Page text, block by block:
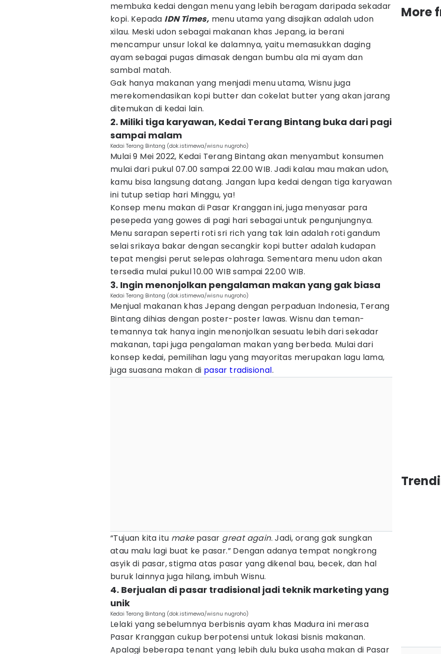
membuka kedai dengan menu yang lebih beragam daripada sekadar
kopi. Kepada IDN Times, menu utama yang disajikan adalah udon
xilau. Meski udon sebagai makanan khas Jepang, ia berani
mencampur unsur lokal ke dalamnya, yaitu memasukkan daging
ayam sebagai pugas dimasak dengan bumbu ala mi ayam dan
sambal matah.
Gak hanya makanan yang menjadi menu utama, Wisnu juga
merekomendasikan kopi butter dan cokelat butter yang akan jarang
ditemukan di kedai lain.
2. Miliki tiga karyawan, Kedai Terang Bintang buka dari pagi
sampai malam
Kedai Terang Bintang (dok.istimewa/wisnu nugroho)
Mulai 9 Mei 2022, Kedai Terang Bintang akan menyambut konsumen
mulai dari pukul 07.00 sampai 22.00 WIB. Jadi kalau mau makan udon,
kamu bisa langsung datang. Jangan lupa kedai dengan tiga karyawan
ini tutup setiap hari Minggu, ya!
Konsep menu makan di Pasar Kranggan ini, juga menyasar para
pesepeda yang gowes di pagi hari sebagai untuk pengunjungnya.
Menu sarapan seperti roti sri rich yang tak lain adalah roti gandum
selai srikaya bakar dengan secangkir kopi butter adalah kudapan
tepat mengisi perut selepas olahraga. Sementara menu udon akan
tersedia mulai pukul 10.00 WIB sampai 22.00 WIB.
3. Ingin menonjolkan pengalaman makan yang gak biasa
Kedai Terang Bintang (dok.istimewa/wisnu nugroho)
Menjual makanan khas Jepang dengan perpaduan Indonesia, Terang
Bintang dihias dengan poster-poster lawas. Wisnu dan teman-
temannya tak hanya ingin menonjolkan sesuatu lebih dari sekadar
makanan, tapi juga pengalaman makan yang berbeda. Mulai dari
konsep kedai, pemilihan lagu yang mayoritas merupakan lagu lama,
juga suasana makan di pasar tradisional.
“Tujuan kita itu make pasar great again. Jadi, orang gak sungkan
atau malu lagi buat ke pasar.” Dengan adanya tempat nongkrong
asyik di pasar, stigma atas pasar yang dikenal bau, becek, dan hal
buruk lainnya juga hilang, imbuh Wisnu.
4. Berjualan di pasar tradisional jadi teknik marketing yang
unik
Kedai Terang Bintang (dok.istimewa/wisnu nugroho)
Lelaki yang sebelumnya berbisnis ayam khas Madura ini merasa
Pasar Kranggan cukup berpotensi untuk lokasi bisnis makanan.
Apalagi beberapa tenant yang lebih dulu buka usaha makan di Pasar
More